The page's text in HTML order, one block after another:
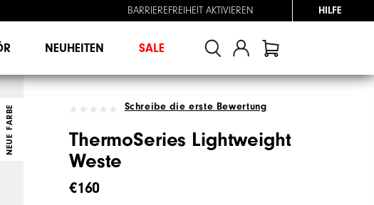
BARRIEREFREIHEIT AKTIVIEREN HILFE
NEUHEITEN SALE
NEUE FARBE Schreibe die erste Bewertung
ThermoSeries Lightweight
Weste
€160